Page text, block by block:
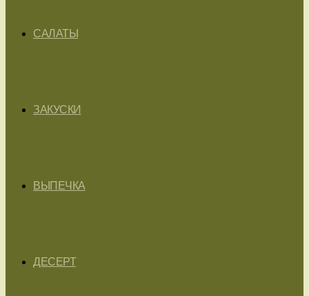
САЛАТЫ
ЗАКУСКИ
ВЫПЕЧКА
ДЕСЕРТ